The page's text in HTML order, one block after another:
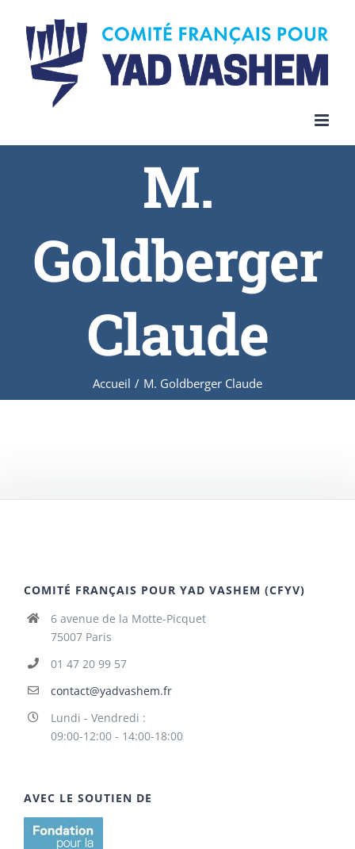
content
M.
Goldberger
Claude
Accueil / M. Goldberger Claude
COMITÉ FRANÇAIS POUR YAD VASHEM (CFYV)
6 avenue de la Motte-Picquet
75007 Paris
01 47 20 99 57
contact@yadvashem.fr
Lundi - Vendredi :
09:00-12:00 - 14:00-18:00
AVEC LE SOUTIEN DE